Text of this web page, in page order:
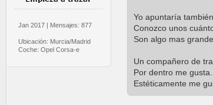
Jan 2017 | Mensajes: 877
Ubicación: Murcia/Madrid
Coche: Opel Corsa-e
Yo apuntaría
Conozco unos
Son algo mas
Un compañero de
Por dentro me
Estéticamente me